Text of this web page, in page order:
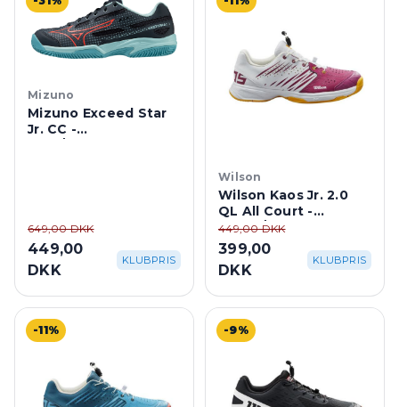
Mizuno
Mizuno Exceed Star
Jr. CC -
649,00 DKK
449,00
DKK
KLUBPRIS
Wilson
Wilson Kaos Jr. 2.0
QL All Court -
White/Pink
449,00 DKK
399,00
DKK
KLUBPRIS
-11% -9%